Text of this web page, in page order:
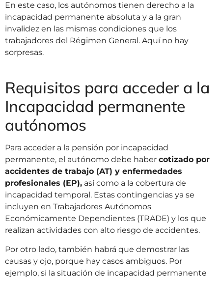
En este caso, los autónomos tienen derecho a la
incapacidad permanente absoluta y a la gran
invalidez en las mismas condiciones que los
trabajadores del Régimen General. Aquí no hay
sorpresas.
Requisitos para acceder a la
Incapacidad permanente
autónomos
Para acceder a la pensión por incapacidad
permanente, el autónomo debe haber cotizado por
accidentes de trabajo (AT) y enfermedades
profesionales (EP), así como a la cobertura de
incapacidad temporal. Estas contingencias ya se
incluyen en Trabajadores Autónomos
Económicamente Dependientes (TRADE) y los que
realizan actividades con alto riesgo de accidentes.
Por otro lado, también habrá que demostrar las
causas y ojo, porque hay casos ambiguos. Por
ejemplo, si la situación de incapacidad permanente